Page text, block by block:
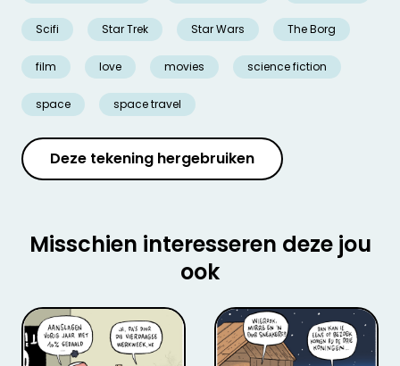
Scifi Star Trek Star Wars The Borg
film love movies science fiction
space space travel
Deze tekening hergebruiken
Misschien interesseren deze jou
ook